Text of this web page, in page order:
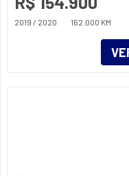
2019 / 2020 162.000 KM